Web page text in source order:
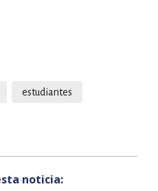
estudiantes
noticia: